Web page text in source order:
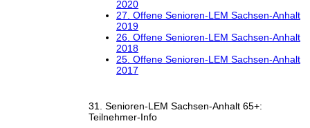
2020
27. Offene Senioren-LEM Sachsen-Anhalt
2019
26. Offene Senioren-LEM Sachsen-Anhalt
2018
25. Offene Senioren-LEM Sachsen-Anhalt
2017
31. Senioren-LEM Sachsen-Anhalt 65+:
Teilnehmer-Info